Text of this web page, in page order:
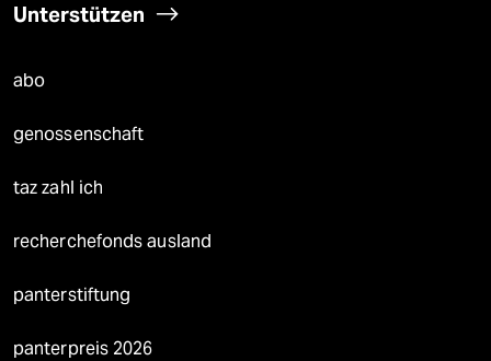
Unterstützen
abo
genossenschaft
taz zahl ich
recherchefonds ausland
panterstiftung
panterpreis 2026